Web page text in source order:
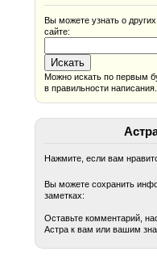
Вы можете узнать о
сайте:
Можно искать по первым
в правильности написания.
Нажмите, если вам
Вы можете сохранить
заметках:
Оставьте комментарий,
Астра к вам или вашим